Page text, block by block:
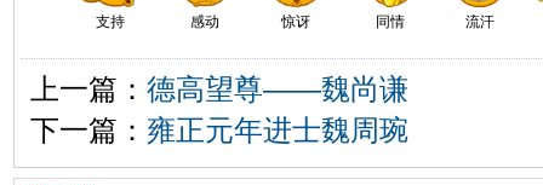
支持 感动 惊讶 同情 流汗
上一篇： 德高望尊——魏尚谦
下一篇： 雍正元年进士魏周琬